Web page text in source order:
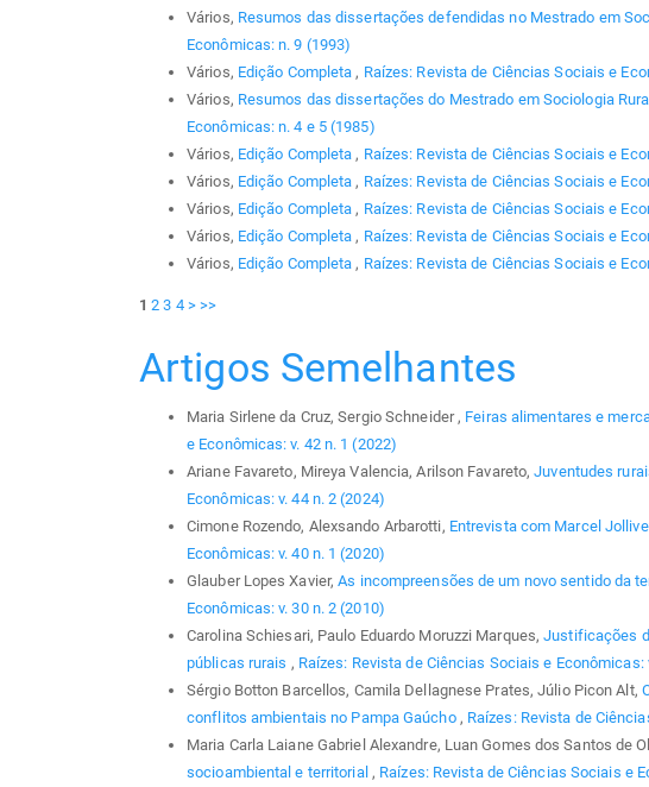
Vários, Resumos das dissertações defendidas no Mestrado em
Econômicas: n. 9 (1993)
Vários, Edição Completa, Raízes: Revista de Ciências Sociais e
Vários, Resumos das dissertações do Mestrado em Sociologia
Econômicas: n. 4 e 5 (1985)
Vários, Edição Completa, Raízes: Revista de Ciências Sociais e
Vários, Edição Completa, Raízes: Revista de Ciências Sociais e
Vários, Edição Completa, Raízes: Revista de Ciências Sociais e
Vários, Edição Completa, Raízes: Revista de Ciências Sociais e
Vários, Edição Completa, Raízes: Revista de Ciências Sociais e
1 2 3 4 > >>
Artigos Semelhantes
Maria Sirlene da Cruz, Sergio Schneider , Feiras alimentares e
e Econômicas: v. 42 n. 1 (2022)
Ariane Favareto, Mireya Valencia, Arilson Favareto,Juventudes
Econômicas: v. 44 n. 2 (2024)
Cimone Rozendo, Alexsando Arbarotti, Entrevista com Marcel
Econômicas: v. 40 n. 1 (2020)
Glauber Lopes Xavier,As incompreensões de um novo sentido da
Econômicas: v. 30 n. 2 (2010)
Carolina Schiesari, Paulo Eduardo Moruzzi Marques,Justificações
públicas rurais , Raízes: Revista de Ciências Sociais e Econômicas:
Sérgio Botton Barcellos, Camila Dellagnese Prates, Júlio Picon Alt,
conflitos ambientais no Pampa Gaúcho , Raízes: Revista de
Maria Carla Laiane Gabriel Alexandre, Luan Gomes dos Santos de
socioambiental e territorial , Raízes: Revista de Ciências Sociais e